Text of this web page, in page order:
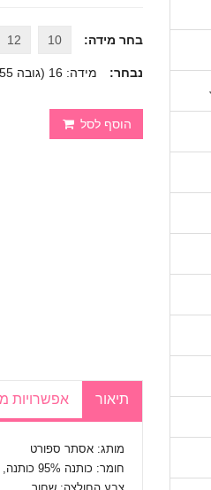
בחר מידה: 10
12
נבחר: מידה: 16 (גובה 146-155 ס״מ)
הוסף לסל
תיאור אפשרויות
מותג: אסתר ספורט
חומר: כותנה 95% כותנה, 5% לייקרה